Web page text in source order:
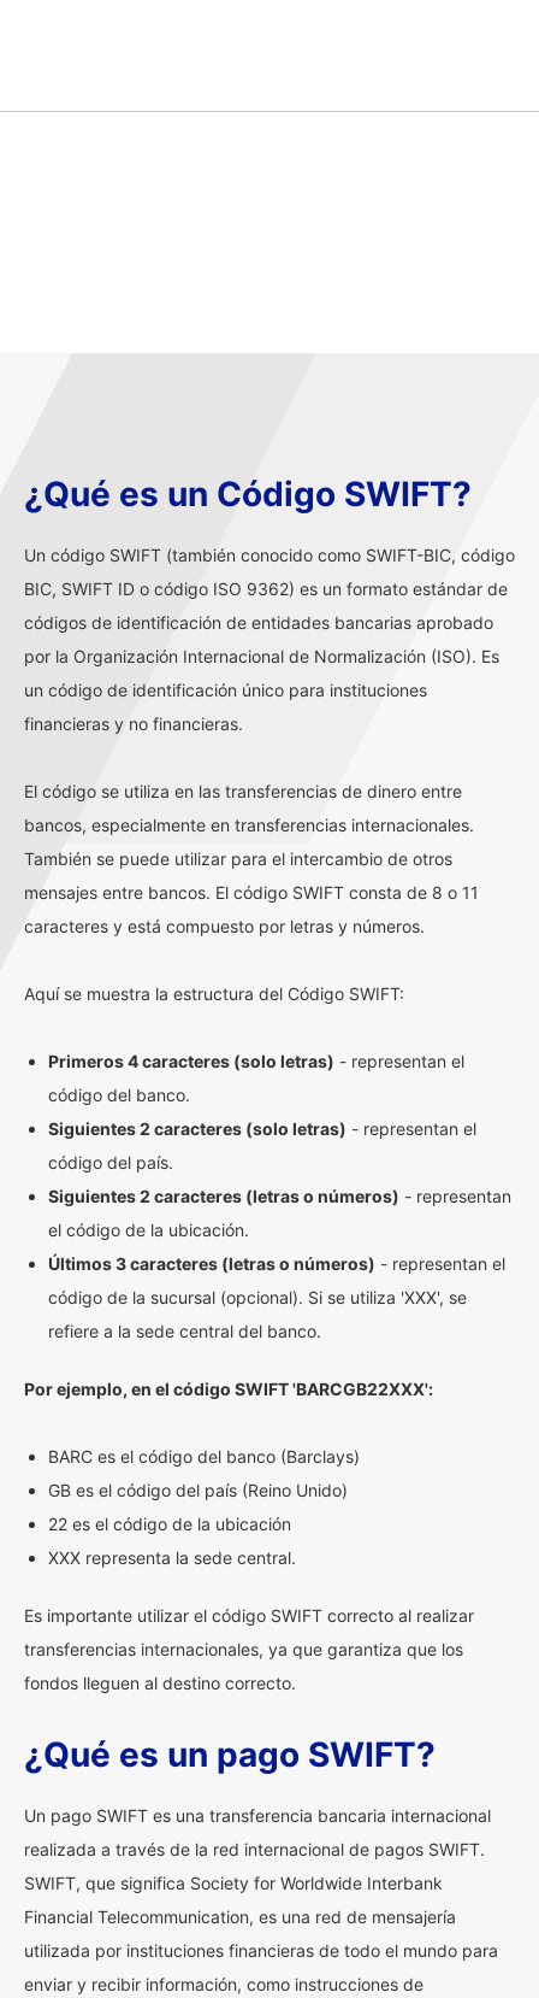
¿Qué es un Código SWIFT?
Un código SWIFT (también conocido como SWIFT-BIC, código
BIC, SWIFT ID o código ISO 9362) es un formato estándar de
códigos de identificación de entidades bancarias aprobado
por la Organización Internacional de Normalización (ISO). Es
un código de identificación único para instituciones
financieras y no financieras.
El código se utiliza en las transferencias de dinero entre
bancos, especialmente en transferencias internacionales.
También se puede utilizar para el intercambio de otros
mensajes entre bancos. El código SWIFT consta de 8 o 11
caracteres y está compuesto por letras y números.
Aquí se muestra la estructura del Código SWIFT:
Primeros 4 caracteres (solo letras) - representan el
código del banco.
Siguientes 2 caracteres (solo letras) - representan el
código del país.
Siguientes 2 caracteres (letras o números) - representan
el código de la ubicación.
Últimos 3 caracteres (letras o números) - representan el
código de la sucursal (opcional). Si se utiliza 'XXX', se
refiere a la sede central del banco.
Por ejemplo, en el código SWIFT 'BARCGB22XXX':
BARC es el código del banco (Barclays)
GB es el código del país (Reino Unido)
22 es el código de la ubicación
XXX representa la sede central.
Es importante utilizar el código SWIFT correcto al realizar
transferencias internacionales, ya que garantiza que los
fondos lleguen al destino correcto.
¿Qué es un pago SWIFT?
Un pago SWIFT es una transferencia bancaria internacional
realizada a través de la red internacional de pagos SWIFT.
SWIFT, que significa Society for Worldwide Interbank
Financial Telecommunication, es una red de mensajería
utilizada por instituciones financieras de todo el mundo para
enviar y recibir información, como instrucciones de